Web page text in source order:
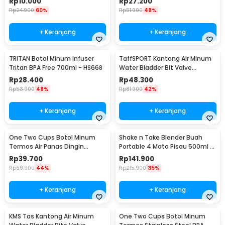
Rp24.900 60%
+ Keranjang
Rp51.900 48%
+ Keranjang
TRITAN Botol Minum Infuser
Tritan BPA Free 700ml - HS668
Rp28.400
Rp53.900 48%
+ Keranjang
TaffSPORT Kantong Air Minum
Water Bladder Bit Valve
Hydration Bag 2L - SD16
Rp48.300
Rp81.900 42%
+ Keranjang
One Two Cups Botol Minum
Termos Air Panas Dingin
Stainless Steel 260ml -
AQW575
Rp39.700
Rp69.900 44%
+ Keranjang
Shake n Take Blender Buah
Portable 4 Mata Pisau 500ml -
VT-04
Rp141.900
Rp215.900 35%
+ Keranjang
KMS Tas Kantong Air Minum
One Two Cups Botol Minum